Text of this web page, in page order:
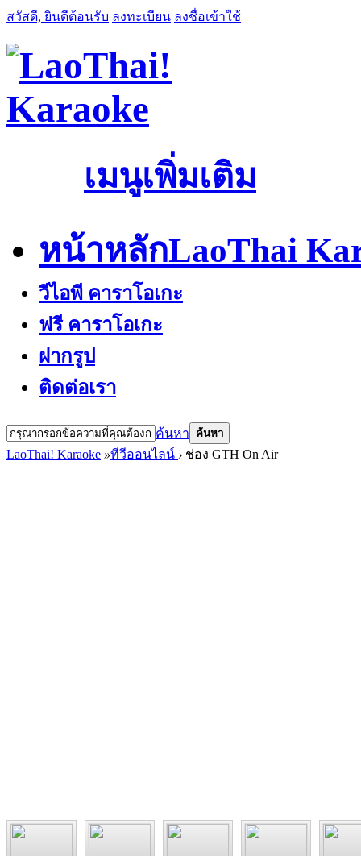
สวัสดี, ยินดีต้อนรับ ลงทะเบียน ลงชื่อเข้าใช้
เมนูเพิ่มเติม
หน้าหลักLaoThai
วีไอพี คาราโอเกะ
ฟรี คาราโอเกะ
ฝากรูป
ติดต่อเรา
ค้นหา ค้นหา
LaoThai! Karaoke »ทีวีออนไลน์ › ช่อง GTH On Air